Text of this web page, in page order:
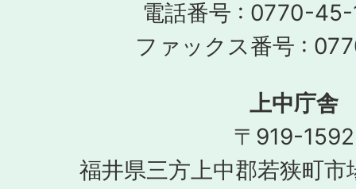
電話番号 : 0770-45-
ファックス番号 :
上中庁舎
〒919-1592
福井県三方上中郡若狭町